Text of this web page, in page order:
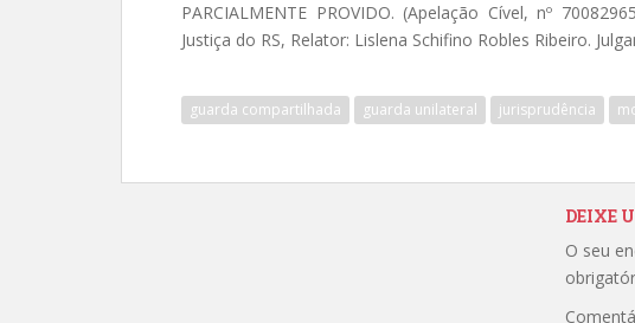
PARCIALMENTE PROVIDO. (Apelação Cível, nº
Justiça do RS, Relator: Lislena Schifino Robles Ribeiro.
guarda compartilhada guarda unilateral jurisprudência
DEIXE
O seu